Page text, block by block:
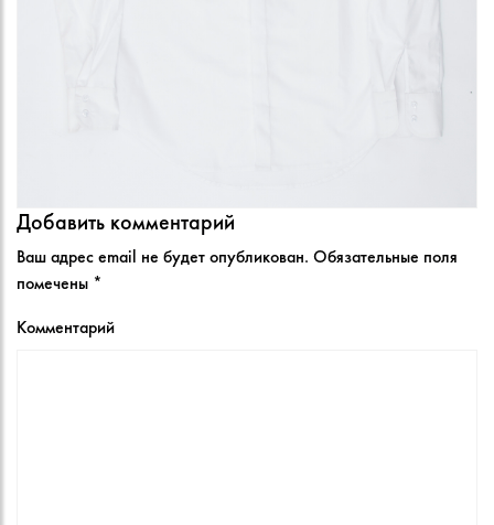
Добавить комментарий
Ваш адрес email не будет опубликован. Обязательные поля
помечены *
Комментарий